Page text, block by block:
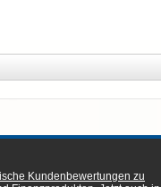
Kundenbewertungen zu